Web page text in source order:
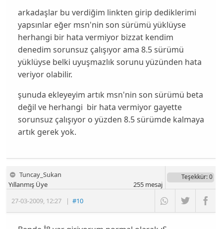
arkadaşlar bu verdiğim linkten girip dediklerimi
yapsınlar eğer msn'nin son sürümü yüklüyse
herhangi bir hata vermiyor bizzat kendim
denedim sorunsuz çalışıyor ama 8.5 sürümü
yüklüyse belki uyuşmazlık sorunu yüzünden hata
veriyor olabilir.
şunuda ekleyeyim artık msn'nin son sürümü beta
değil ve herhangi bir hata vermiyor gayette
sorunsuz çalışıyor o yüzden 8.5 sürümde kalmaya
artık gerek yok.
Tuncay_Sukan
27-03-2009, 12:27 |#10
Yıllanmış Üye
Teşekkür: 0
255mesaj